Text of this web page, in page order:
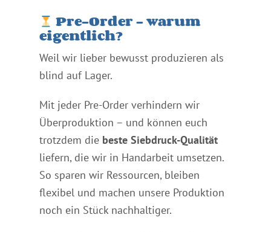
Pre-Order – warum
eigentlich?
Weil wir lieber bewusst produzieren als
blind auf Lager.
Mit jeder Pre-Order verhindern wir
Überproduktion – und können euch
trotzdem die beste Siebdruck-Qualität
liefern, die wir in Handarbeit umsetzen.
So sparen wir Ressourcen, bleiben
flexibel und machen unsere Produktion
noch ein Stück nachhaltiger.